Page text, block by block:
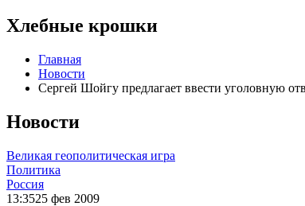
Хлебные крошки
Главная
Новости
Сергей Шойгу предлагает ввести уголовную
Новости
Великая геополитическая игра
Политика
Россия
13:3525 фев 2009